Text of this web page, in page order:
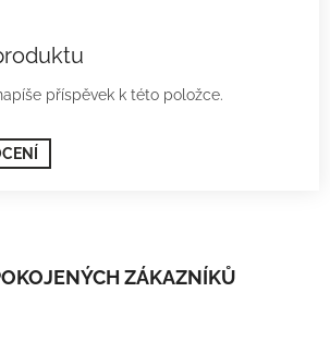
příspěvek k této položce.
ZÁKAZNÍKŮ